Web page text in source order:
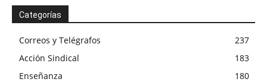
Categorías
Correos y Telégrafos
237
Acción Sindical
183
Enseñanza
180